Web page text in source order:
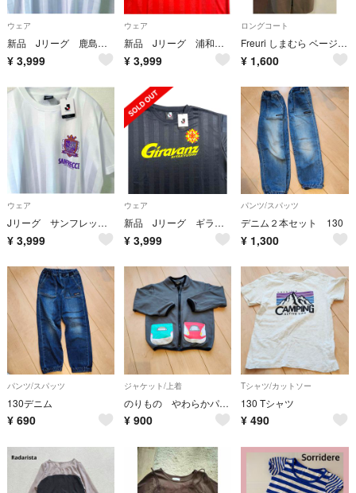
ウェア
新品 Jリーグ 鹿島アントラーズ Tシャツ メッシュ XL ホワイト
¥ 3,999
ウェア
新品 Jリーグ 浦和レッズ Tシャツ メッシュ XL レッド
¥ 3,999
ロングコート
Freuri しまむら ベージュ グレージュコート 長袖 アウター ロング
¥ 1,600
ウェア
Jリーグ サンフレッチェ広島 Tシャツ メッシュ XL ホワイト 新品
¥ 3,999
ウェア
新品 Jリーグ ギラヴァンツ北九州 Tシャツ メッシュ XL ブラック
¥ 3,999
パンツ/スパッツ
デニム２本セット 130
¥ 1,300
パンツ/スパッツ
130デニム
¥ 690
ジャケット/上着
のりもの やわらかパーカー
¥ 900
Tシャツ/カットソー
130 Tシャツ
¥ 490